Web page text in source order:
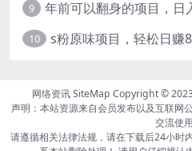
9
10
网络资讯SiteMap Copyright ©
声明：本站资源来自会员发布以及互联网
交流使
请遵循相关法律法规，请在下载后24小时